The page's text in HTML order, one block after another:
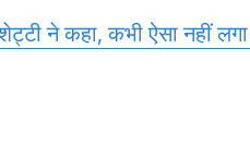
ने कहा, कभी ऐसा नहीं लगा